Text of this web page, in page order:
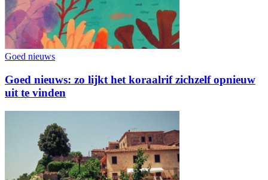
Goed nieuws
Goed nieuws: zo lijkt het koraalrif zichzelf opnieuw
uit te vinden